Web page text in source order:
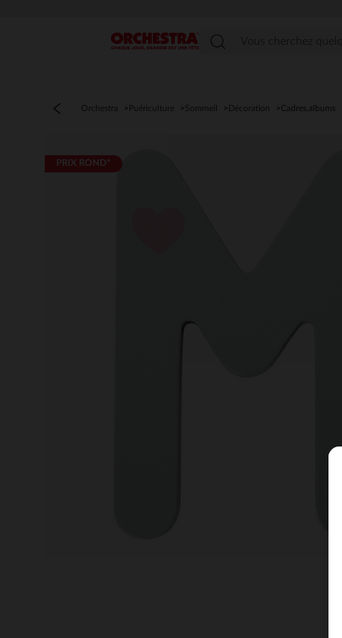
Menu
Orchestra Puériculture Sommeil Décoration Cadres,albums
PRIX ROND*